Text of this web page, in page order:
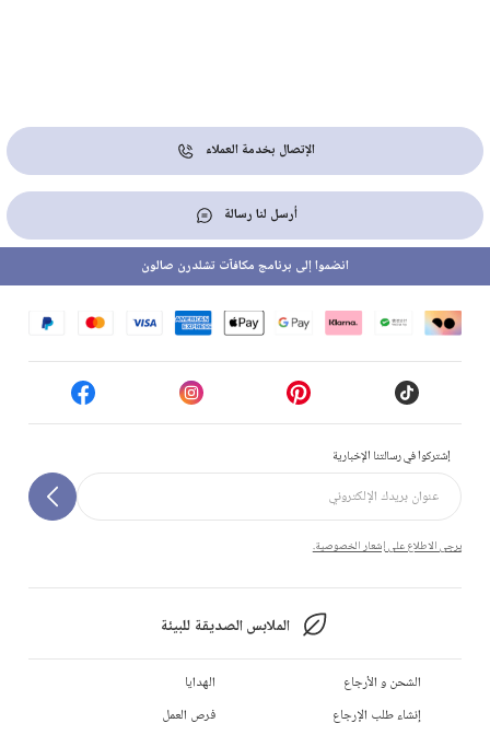
الإتصال بخدمة العملاء
أرسل لنا رسالة
إشتركوا في رسالتنا الإخبارية
يرجى الاطلاع على إشعار الخصوصية.
الملابس الصديقة للبيئة
انضموا إلى برنامج مكافآت تشلدرن صالون
الشحن و الأرجاع
إنشاء طلب الإرجاع
الهدايا
فرص العمل